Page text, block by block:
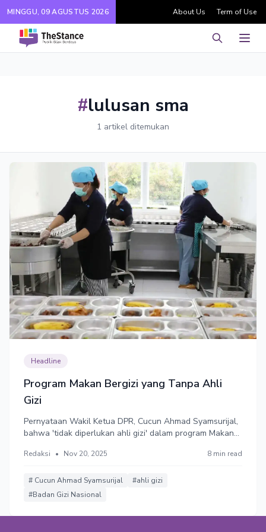
MINGGU, 09 AGUSTUS 2026 About Us Term of Use
Pencarian
#lulusan sma
1 artikel ditemukan
Headline
Program Makan Bergizi yang Tanpa Ahli
Gizi
Pernyataan Wakil Ketua DPR, Cucun Ahmad Syamsurijal,
bahwa 'tidak diperlukan ahli gizi' dalam program Makan
menuai kecaman. Program MBG ternyata minim
Redaksi • Nov 20, 2025 8 min read
# Cucun Ahmad Syamsurijal
#ahli gizi
#Badan Gizi Nasional